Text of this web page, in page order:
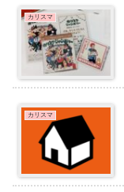
カリスマ
カリスマ